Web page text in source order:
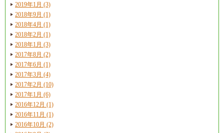
2019年1月 (3)
2018年9月 (1)
2018年4月 (1)
2018年2月 (1)
2018年1月 (3)
2017年8月 (2)
2017年6月 (1)
2017年3月 (4)
2017年2月 (10)
2017年1月 (6)
2016年12月 (1)
2016年11月 (1)
2016年10月 (2)